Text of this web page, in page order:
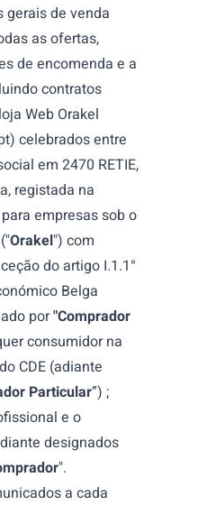
gerais de venda
as ofertas,
de encomenda e a
contratos
Web Orakel
) celebrados entre
em 2470 RETIE,
registada na
empresas sob o
Orakel") com
do artigo I.1.1°
Belga
por"Comprador
consumidor na
CDE (adiante
Particular”) ;
e o
designados
".
a cada